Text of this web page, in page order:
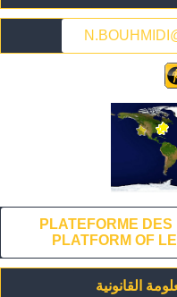
PLATEFORME
PLATFORM OF
القانونية